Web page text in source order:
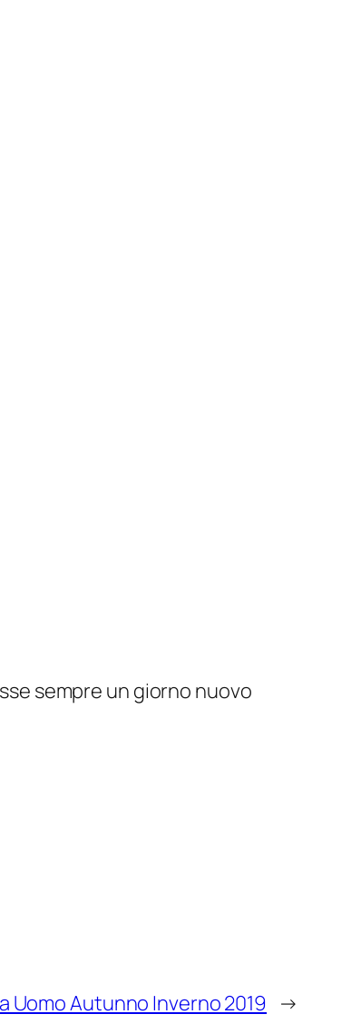
sempre un giorno nuovo
Uomo Autunno Inverno 2019 →